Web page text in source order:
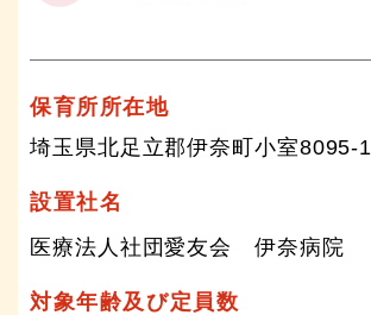
保育所所在地
埼玉県北足立郡伊奈町小室8095-1
設置社名
医療法人社団愛友会 伊奈病院
対象年齢及び定員数